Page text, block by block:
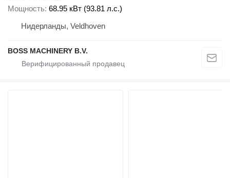
Мощность 68.95 кВт (93.81 л.с.)
Нидерланды, Veldhoven
BOSS MACHINERY B.V.